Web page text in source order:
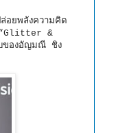
อยพลังความคิด
“Glitter &
ของอัญมณี ชิง